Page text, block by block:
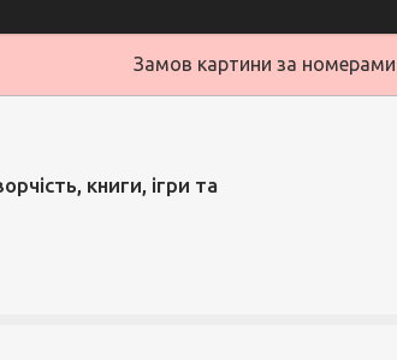
Замов картини за номерами
книги, ігри та